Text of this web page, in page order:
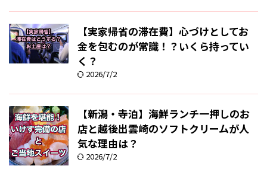
【実家帰省の滞在費】心づけとしてお
金を包むのが常識！？いくら持ってい
く？
2026/7/2
【新潟・寺泊】海鮮ランチ一押しのお
店と越後出雲崎のソフトクリームが人
気な理由は？
2026/7/2